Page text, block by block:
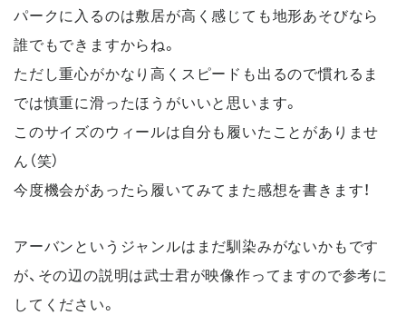
パークに入るのは敷居が高く感じても地形あそびなら
誰でもできますからね。
ただし重心がかなり高くスピードも出るので慣れるま
では慎重に滑ったほうがいいと思います。
このサイズのウィールは自分も履いたことがありませ
ん（笑）
今度機会があったら履いてみてまた感想を書きます！
アーバンというジャンルはまだ馴染みがないかもです
が、その辺の説明は武士君が映像作ってますので参考に
してください。